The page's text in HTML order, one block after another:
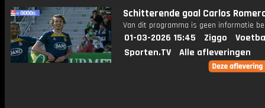
Schitterende goal Carlos
Van dit programma is geen informatie
01-03-2026 15:45 Ziggo
Sporten.TV
Alle afleveringen